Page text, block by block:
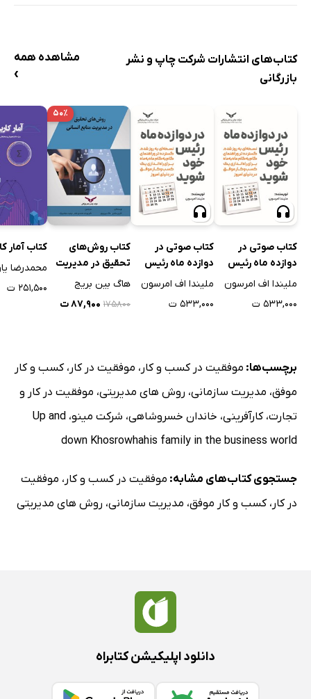
کتاب‌های انتشارات شرکت چاپ و نشر
بازرگانی
مشاهده همه
›
کتاب صوتی در
دوازده ماه رئیس
خود شوید
ملیندا اف امرسون
۵۳۳,۰۰۰ ت
کتاب صوتی در
دوازده ماه رئیس
خود شوید
ملیندا اف امرسون
۵۳۳,۰۰۰ ت
۵۰٪
کتاب روش‌های
تحقیق در مدیریت
منابع انسانی
هاگ بین بریج
۱۷۵۸۰۰ ۸۷,۹۰۰ ت
کتاب آمار
محمدرضا
۲۵۱,۵۰۰ ت
برچسب‌ها: موفقیت در کسب و کار ، موفقیت در کار ،کسب و کار
موفق، مدیریت سازمانی، روش های مدیریتی، موفقیت در کار و
تجارت،کارآفرینی، خاندان خسروشاهی، شرکت مینو، Up and
down Khosrowhahis family in the business world
جستجوی کتاب‌های مشابه: موفقیت در کسب و کار ، موفقیت
در کار ،کسب و کار موفق، مدیریت سازمانی، روش های مدیریتی
دانلود اپلیکیشن کتابراه